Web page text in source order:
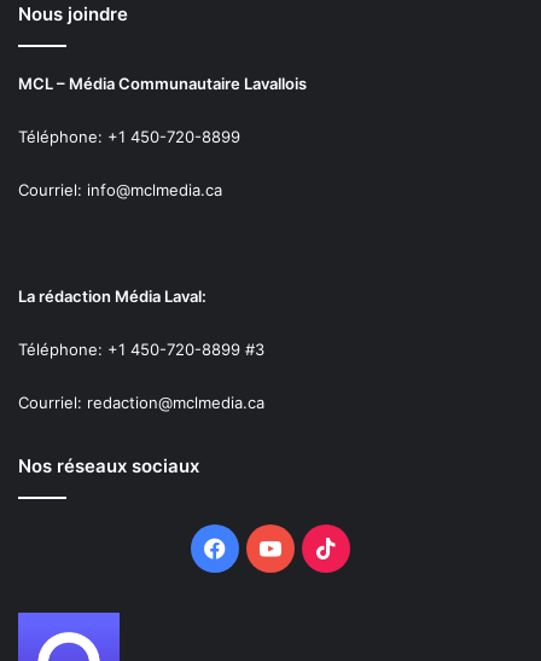
Nous joindre
MCL – Média Communautaire Lavallois
Téléphone: +1 450-720-8899
Courriel: info@mclmedia.ca
La rédaction Média Laval:
Téléphone: +1 450-720-8899 #3
Courriel: redaction@mclmedia.ca
Nos réseaux sociaux
Facebook
YouTubeTikTok